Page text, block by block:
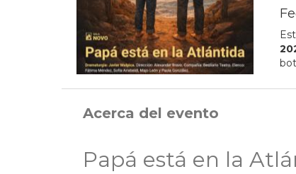
Acerca del evento
Papá está en la